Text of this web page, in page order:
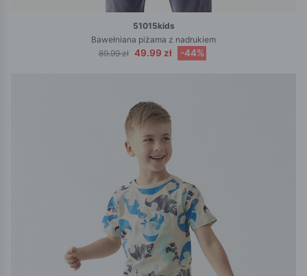
51015kids
Bawełniana piżama z nadrukiem
89.99 zł 49.99 zł -44%